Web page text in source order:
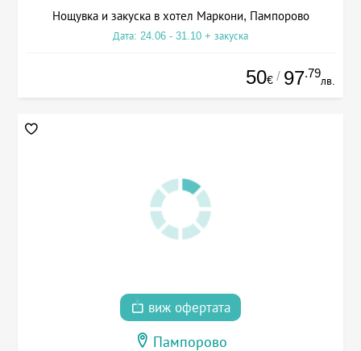
Нощувка и закуска в хотел Маркони, Пампорово
Дата: 24.06 - 31.10 + закуска
50€ / 97.79
лв.
виж офертата
Пампорово